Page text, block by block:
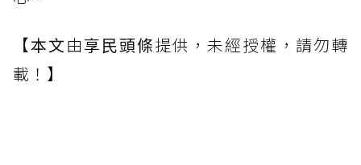
【本文由享民頭條提供，未經授權，請勿轉
載！】